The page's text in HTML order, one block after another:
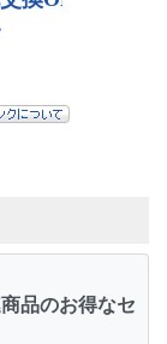
品のお得なセ